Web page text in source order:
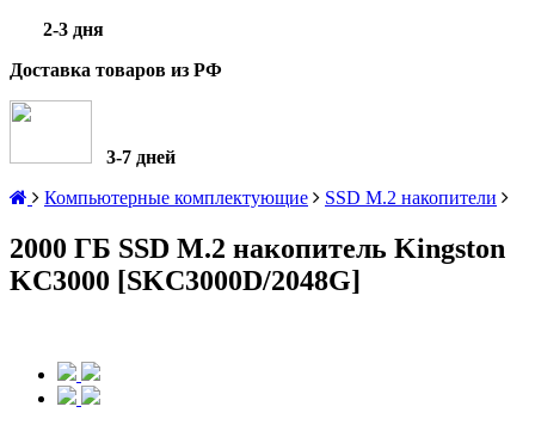
2-3 дня
Доставка товаров из РФ
3-7 дней
Компьютерные комплектующие
SSD M.2 накопители
2000 ГБ SSD M.2 накопитель Kingston
KC3000 [SKC3000D/2048G]